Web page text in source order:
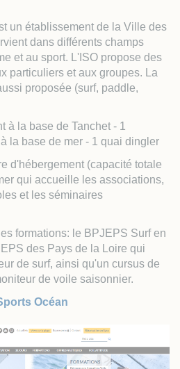
un établissement de la Ville des
dans différents champs
et au sport. L'ISO propose des
particuliers et aux groupes. La
proposée (surf, paddle,
à la base de Tanchet - 1
la base de mer - 1 quai dingler
d'hébergement (capacité totale
qui accueille les associations,
et les séminaires
formations: le BPJEPS Surf en
des Pays de la Loire qui
de surf, ainsi qu'un cursus de
de voile saisonnier.
Océan